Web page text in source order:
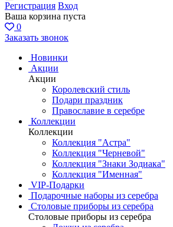
Регистрация Вход
Ваша корзина пуста
0
Заказать звонок
Новинки
Акции
Акции
Королевский стиль
Подари праздник
Православие в серебре
Коллекции
Коллекции
Коллекция "Астра"
Коллекция "Черневой"
Коллекция "Знаки Зодиака"
Коллекция "Именная"
VIP-Подарки
Подарочные наборы из серебра
Столовые приборы из серебра
Столовые приборы из серебра